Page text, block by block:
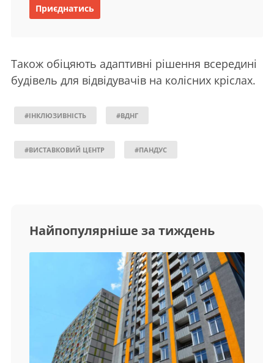
Приєднатись
Також обіцяють адаптивні рішення всередині
будівель для відвідувачів на колісних кріслах.
#ІНКЛЮЗИВНІСТЬ #ВДНГ
#ВИСТАВКОВИЙ ЦЕНТР #ПАНДУС
Найпопулярніше за тиждень